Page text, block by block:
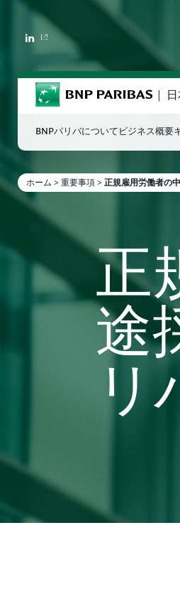
LINKEDIN
BNP Paribas
検索ワードを入力
BNPパリバについて ビジネス概要
ホーム >重要事項>正規雇用労働者の
正
途
リ